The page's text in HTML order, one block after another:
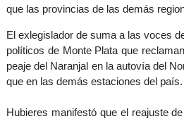
que las provincias de las demás
El exlegislador de suma a las voces
políticos de Monte Plata que
peaje del Naranjal en la autovía del
que en las demás estaciones del país.
Hubieres manifestó que el reajuste